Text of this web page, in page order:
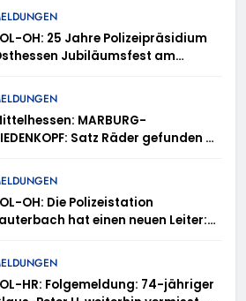
durch
OH: 25 Jahre Polizeipräsidium
Jubiläumsfest am
und Bürger erhalten
MARBURG-
Satz Räder gefunden –
OH: Die Polizeistation
hat einen neuen Leiter:
HR: Folgemeldung: 74-jähriger